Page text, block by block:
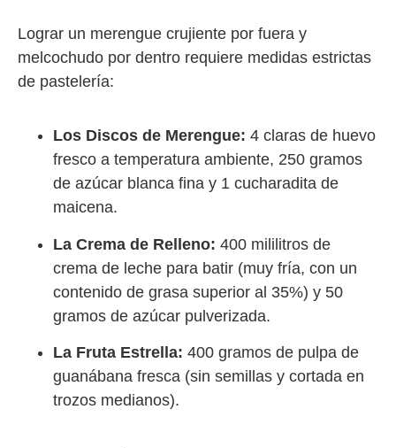
Lograr un merengue crujiente por fuera y
melcochudo por dentro requiere medidas estrictas
de pastelería:
Los Discos de Merengue: 4 claras de huevo
fresco a temperatura ambiente, 250 gramos
de azúcar blanca fina y 1 cucharadita de
maicena.
La Crema de Relleno: 400 mililitros de
crema de leche para batir (muy fría, con un
contenido de grasa superior al 35%) y 50
gramos de azúcar pulverizada.
La Fruta Estrella: 400 gramos de pulpa de
guanábana fresca (sin semillas y cortada en
trozos medianos).